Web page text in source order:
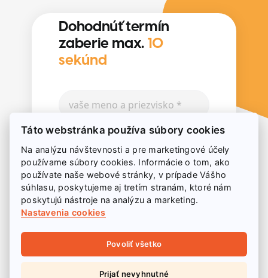
Dohodnúť termín
zaberie max. 10
sekúnd
Táto webstránka používa súbory cookies
Na analýzu návštevnosti a pre marketingové účely
používame súbory cookies. Informácie o tom, ako
používate naše webové stránky, v prípade Vášho
súhlasu, poskytujeme aj tretím stranám, ktoré nám
poskytujú nástroje na analýzu a marketing.
Nastavenia cookies
Povoliť všetko
Prijať nevyhnutné